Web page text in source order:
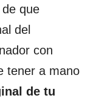
que
del
con
tener a mano
de tu